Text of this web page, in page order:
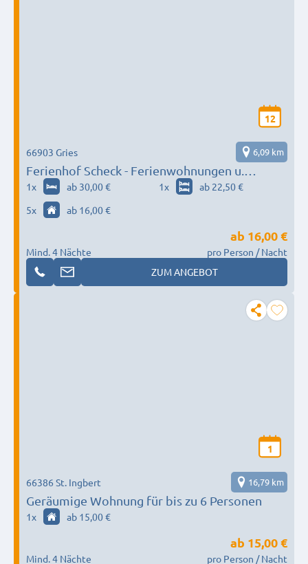
12
Ferienhof Scheck - Ferienwohnungen u.
Gästezimmer
66903 Gries 6,09 km
1x ab 30,00 € 1x
ab 22,50 €
5x ab 16,00 €
Mind. 4 Nächte
ab 16,00 €
pro Person / Nacht
ZUM ANGEBOT
1
Geräumige Wohnung für bis zu 6 Personen
66386 St. Ingbert 16,79 km
1x ab 15,00 €
Mind. 4 Nächte
ab 15,00 €
pro Person / Nacht